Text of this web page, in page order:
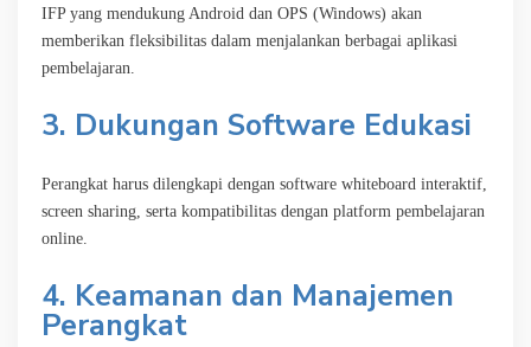
IFP yang mendukung Android dan OPS (Windows) akan
memberikan fleksibilitas dalam menjalankan berbagai aplikasi
pembelajaran.
3. Dukungan Software Edukasi
Perangkat harus dilengkapi dengan software whiteboard interaktif,
screen sharing, serta kompatibilitas dengan platform pembelajaran
online.
4. Keamanan dan Manajemen
Perangkat